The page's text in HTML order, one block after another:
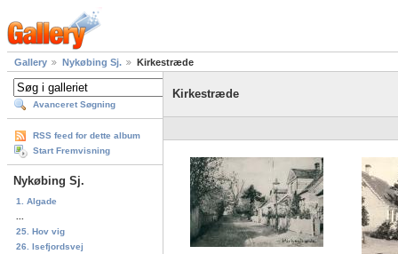
Gallery Nykøbing Sj. Kirkestræde
Avanceret Søgning
RSS feed for dette album
Start Fremvisning
Nykøbing Sj.
1. Algade
25. Hov vig
26. Isefjordsvej
Kirkestræde